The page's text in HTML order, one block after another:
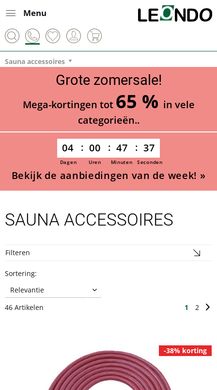
Menu
Sauna accessoires
Grote zomersale!
Mega-kortingen tot 65 % in vele
categorieën..
04 00 47 36
Dagen Uren Minuten Seconden
Bekijk de aanbiedingen van de week! »
SAUNA ACCESSOIRES
Filteren
Sortering:
46 Artikelen 1 2
-38% korting